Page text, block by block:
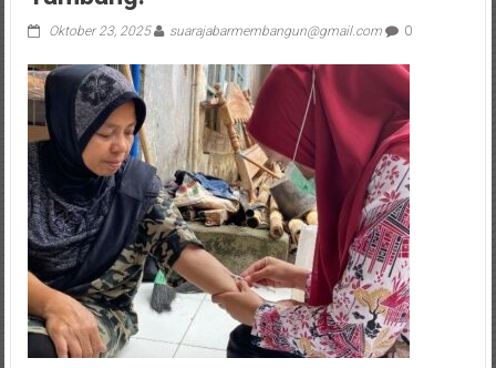
Oktober 23, 2025 suarajabarmembangun@gmail.com 0